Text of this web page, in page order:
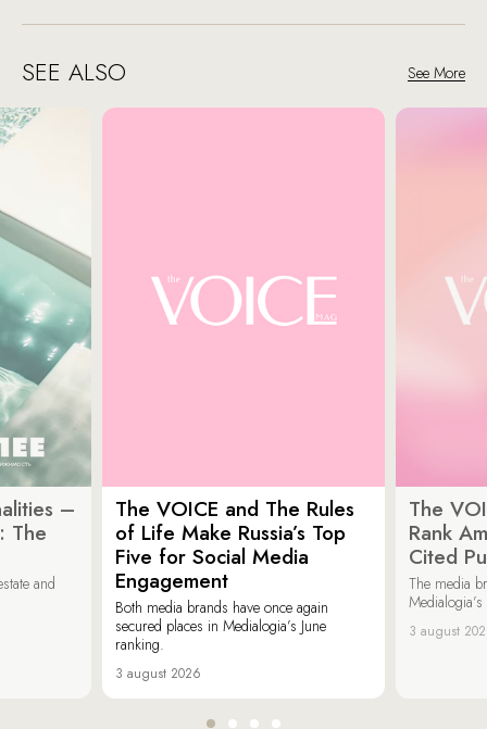
SEE ALSO See More
–
The
and
The VOICE and The Rules
of Life Make Russia’s Top
Five for Social Media
Engagement
Both media brands have once again
secured places in Medialogia’s June
ranking.
3 august 2026
The
Rank
Cited
The media
3 august